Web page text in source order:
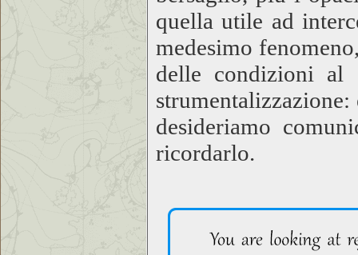
quella utile ad
medesimo
delle condizioni al
desideriamo
ricordarlo.